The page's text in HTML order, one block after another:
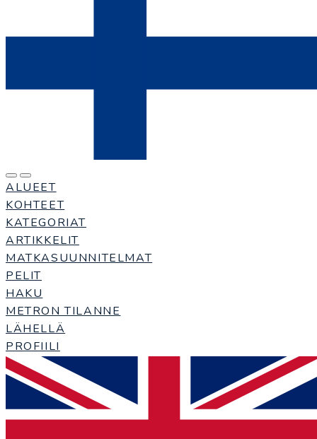
ALUEET
KOHTEET
KATEGORIAT
ARTIKKELIT
MATKASUUNNITELMAT
PELIT
HAKU
METRON TILANNE
LÄHELLÄ
PROFIILI